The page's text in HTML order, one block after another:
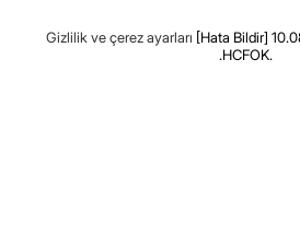
Gizlilik ve çerez ayarları [Hata Bildir]
.HCFOK.